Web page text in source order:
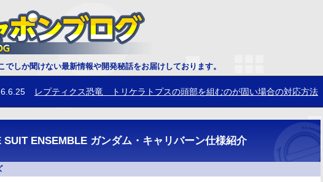
でしか聞けない最新情報や開発秘話をお届けしております。
ダイオウサソリ 鋏角について
レプティクス恐竜 トリケラトプスの頭部を組むのが固い場合の対応方法
SUIT ENSEMBLE ガンダム・キャリバーン仕様紹介